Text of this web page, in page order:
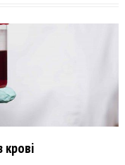
крові